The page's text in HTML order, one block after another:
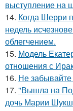
выступление на
14. Когда Шерри
недель
облегчением.
15. Модель
отношения с
16. Не забывайте
17. "Вышла на
дочь Марии